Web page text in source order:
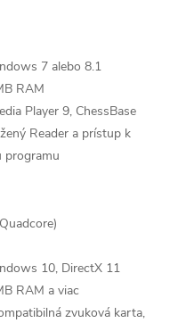
7 alebo 8.1
RAM
Player 9, ChessBase
Reader a prístup k
programu
10, DirectX 11
RAM a viac
zvuková karta,